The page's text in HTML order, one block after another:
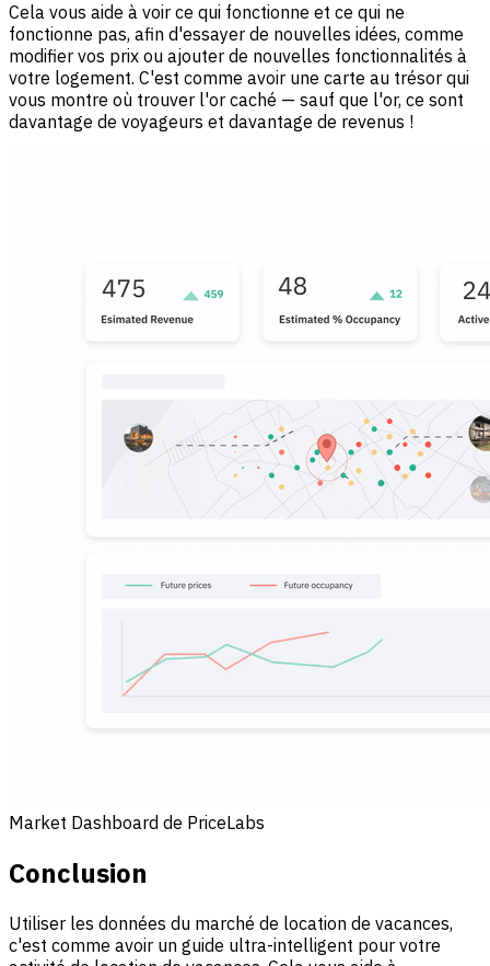
Cela vous aide à voir ce qui fonctionne et ce qui ne
fonctionne pas, afin d'essayer de nouvelles idées, comme
modifier vos prix ou ajouter de nouvelles fonctionnalités à
votre logement. C'est comme avoir une carte au trésor qui
vous montre où trouver l'or caché — sauf que l'or, ce sont
davantage de voyageurs et davantage de revenus !
Market Dashboard de PriceLabs
Conclusion
Utiliser les données du marché de location de vacances,
c'est comme avoir un guide ultra-intelligent pour votre